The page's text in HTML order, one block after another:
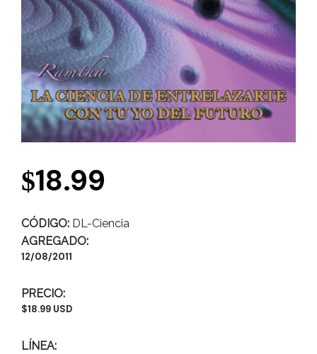
$18.99
CÓDIGO: DL-Ciencia
AGREGADO:
12/08/2011
PRECIO:
$18.99 USD
LÍNEA: